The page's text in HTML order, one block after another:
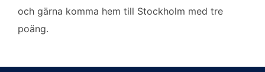
och gärna komma hem till Stockholm med tre
poäng.